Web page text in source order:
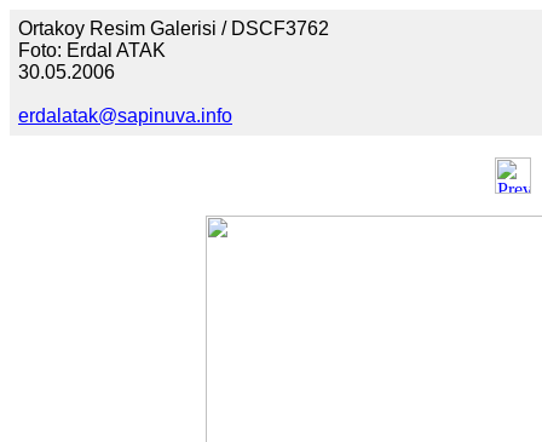
Ortakoy Resim Galerisi / DSCF3762
Foto: Erdal ATAK
30.05.2006
erdalatak@sapinuva.info